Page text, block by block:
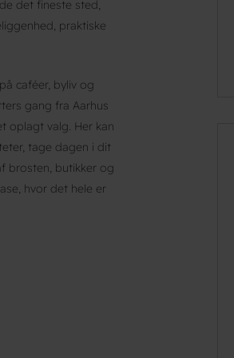
det fineste sted,
praktiske
caféer, byliv og
gang fra Aarhus
oplagt valg. Her kan
tage dagen i dit
brosten, butikker og
hvor det hele er